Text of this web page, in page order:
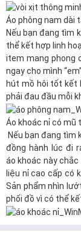
Áo phông nam dài
Nếu bạn đang tìm
thể kết hợp linh
item mang phong
ngay cho mình
hút mồ hôi tốt kết
phải đau đầu mỗi
Áo khoác nỉ có mũ
Nếu bạn đang
đồng hành lúc đi
áo khoác này chắc
liệu nỉ cao cấp có
Sản phẩm nhìn
phối đồ vì có thể